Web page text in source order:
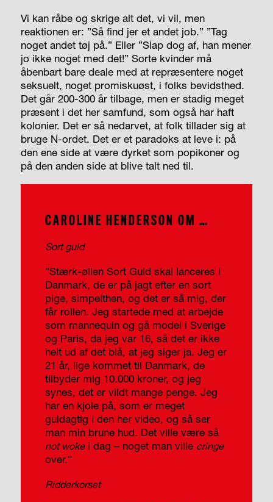
Vi kan råbe og skrige alt det, vi vil, men
reaktionen er: ”Så find jer et andet job.” ”Tag
noget andet tøj på.” Eller ”Slap dog af, han mener
jo ikke noget med det!” Sorte kvinder må
åbenbart bare deale med at repræsentere noget
seksuelt, noget promiskuøst, i folks bevidsthed.
Det går 200-300 år tilbage, men er stadig meget
præsent i det her samfund, som også har haft
kolonier. Det er så nedarvet, at folk tillader sig at
bruge N-ordet. Det er et paradoks at leve i: på
den ene side at være dyrket som popikoner og
på den anden side at blive talt ned til.
CAROLINE HENDERSON OM …
Sort guld
”Stærk-øllen Sort Guld skal lanceres i
Danmark, de er på jagt efter en sort
pige, simpelthen, og det er så mig, der
får rollen. Jeg startede med at arbejde
som mannequin og gå model i Sverige
og Paris, da jeg var 16, så det er ikke
helt ud af det blå, at jeg siger ja. Jeg er
21 år, lige kommet til Danmark, de
tilbyder mig 10.000 kroner, og jeg
synes, det er vildt mange penge. Jeg
har en kjole på, som er meget
guldagtig i den her video, og så ser
man min brune hud. Det ville være så
not wokei dag – noget man ville cringe
over.”
Ridderkorset